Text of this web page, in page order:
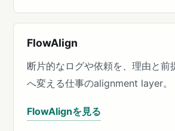
FlowAlign
断片的なログや依頼を、理由と前
へ変える仕事のalignment layer。
FlowAlignを見る